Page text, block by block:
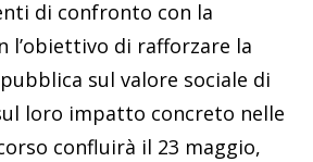
di confronto con la
l’obiettivo di rafforzare la
sul valore sociale di
loro impatto concreto nelle
confluirà il 23 maggio,